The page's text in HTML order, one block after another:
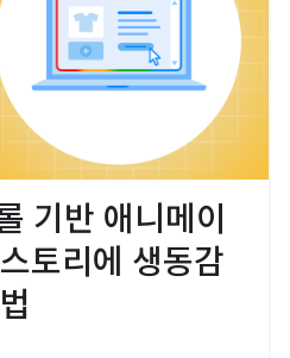
기반 애니메이
토리에 생동감